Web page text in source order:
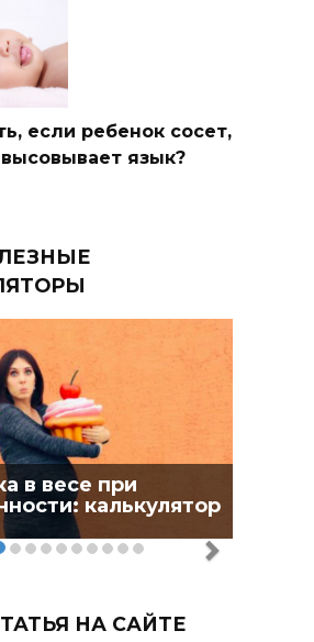
если ребенок сосет,
язык?
в весе при
калькулятор
НА САЙТЕ